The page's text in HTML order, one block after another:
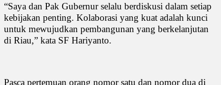
“Saya dan Pak Gubernur selalu berdiskusi dalam setiap
kebijakan penting. Kolaborasi yang kuat adalah kunci
untuk mewujudkan pembangunan yang berkelanjutan
di Riau,” kata SF Hariyanto.
Pasca pertemuan orang nomor satu dan nomor dua di